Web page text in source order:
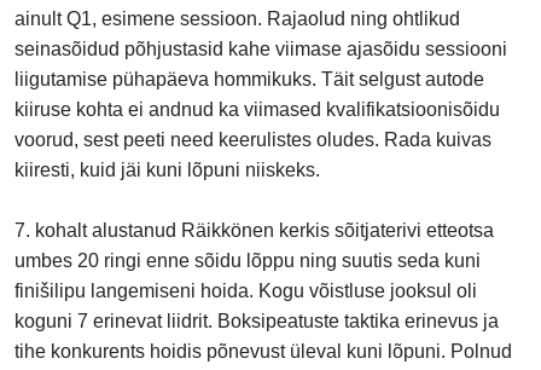
ainult Q1, esimene sessioon. Rajaolud ning ohtlikud
seinasõidud põhjustasid kahe viimase ajasõidu sessiooni
liigutamise pühapäeva hommikuks. Täit selgust autode
kiiruse kohta ei andnud ka viimased kvalifikatsioonisõidu
voorud, sest peeti need keerulistes oludes. Rada kuivas
kiiresti, kuid jäi kuni lõpuni niiskeks.
7. kohalt alustanud Räikkönen kerkis sõitjaterivi etteotsa
umbes 20 ringi enne sõidu lõppu ning suutis seda kuni
finišilipu langemiseni hoida. Kogu võistluse jooksul oli
koguni 7 erinevat liidrit. Boksipeatuste taktika erinevus ja
tihe konkurents hoidis põnevust üleval kuni lõpuni. Polnud